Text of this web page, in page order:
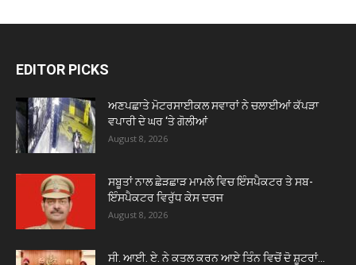
EDITOR PICKS
ਅਣਪਛਾਤੇ ਮੋਟਰਸਾਈਕਲ ਸਵਾਰਾਂ ਨੇ ਚਲਾਈਆਂ ਕੱਪੜਾ
ਵਪਾਰੀ ਦੇ ਘਰ ‘ਤੇ ਗੋਲੀਆਂ
August 8, 2026
ਸਬੂਤਾਂ ਨਾਲ ਛੇੜਛਾੜ ਮਾਮਲੇ ਵਿਚ ਇੰਸਪੈਕਟਰ ਤੇ ਸਬ-
ਇੰਸਪੈਕਟਰ ਵਿਰੁੱਧ ਕੇਸ ਦਰਜ
August 8, 2026
ਸੀ. ਆਈ. ਏ. ਨੇ ਕਤਲ ਕਰਨ ਆਏ ਤਿੰਨ ਵਿਚੋਂ ਦੋ ਸ਼ੂਟਰਾਂ...